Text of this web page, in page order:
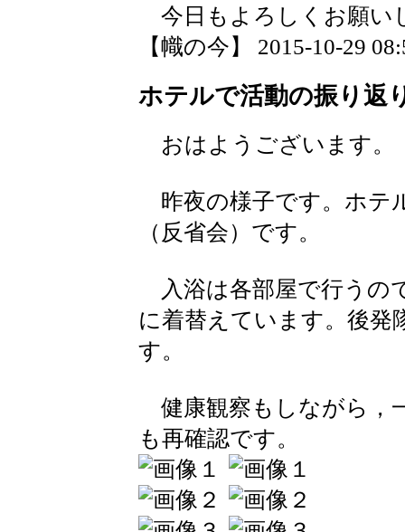
今日もよろしくお願い
【幟の今】 2015-10-29
ホテルで活動の振り返
おはようございます。
昨夜の様子です。ホテ
（反省会）です。
入浴は各部屋で行うの
に着替えています。後発
す。
健康観察もしながら，
も再確認です。